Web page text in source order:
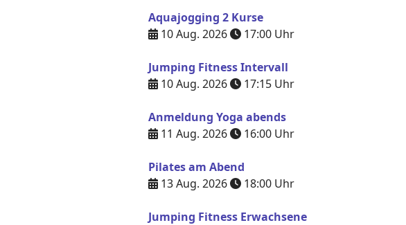
Aquajogging 2 Kurse
10 Aug. 2026
17:00 Uhr
Jumping Fitness Intervall
10 Aug. 2026
17:15 Uhr
Anmeldung Yoga abends
11 Aug. 2026
16:00 Uhr
Pilates am Abend
13 Aug. 2026
18:00 Uhr
Jumping Fitness Erwachsene